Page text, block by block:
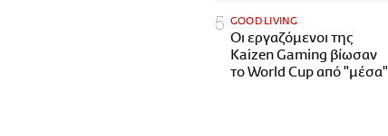
GOOD LIVING
Οι εργαζόμενοι της
Kaizen Gaming βίωσαν
το World Cup από "μέσα"